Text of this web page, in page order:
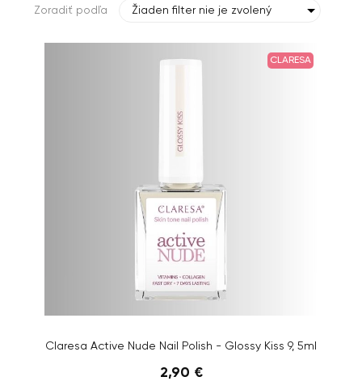
Zoradiť podľa Žiaden filter nie je zvolený
CLARESA
Claresa Active Nude Nail Polish - Glossy Kiss 9, 5ml
2,90 €